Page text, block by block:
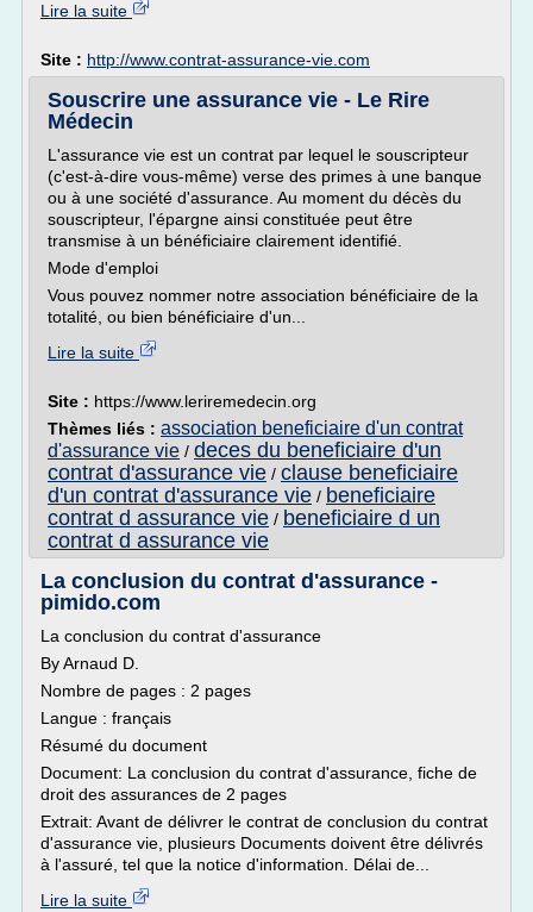
Lire la suite
Site : http://www.contrat-assurance-vie.com
Souscrire une assurance vie - Le Rire
Médecin
L'assurance vie est un contrat par lequel le souscripteur
(c'est-à-dire vous-même) verse des primes à une banque
ou à une société d'assurance. Au moment du décès du
souscripteur, l'épargne ainsi constituée peut être
transmise à un bénéficiaire clairement identifié.
Mode d'emploi
Vous pouvez nommer notre association bénéficiaire de la
totalité, ou bien bénéficiaire d'un...
Lire la suite
Site : https://www.leriremedecin.org
Thèmes liés : association beneficiaire d'un contrat
d'assurance vie / deces du beneficiaire d'un
contrat d'assurance vie / clause beneficiaire
d'un contrat d'assurance vie / beneficiaire
contrat d assurance vie / beneficiaire d un
contrat d assurance vie
La conclusion du contrat d'assurance -
pimido.com
La conclusion du contrat d'assurance
By Arnaud D.
Nombre de pages : 2 pages
Langue : français
Résumé du document
Document: La conclusion du contrat d'assurance, fiche de
droit des assurances de 2 pages
Extrait: Avant de délivrer le contrat de conclusion du contrat
d'assurance vie, plusieurs Documents doivent être délivrés
à l'assuré, tel que la notice d'information. Délai de...
Lire la suite